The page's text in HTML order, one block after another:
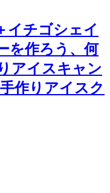
イチゴシェイ
を作ろう、何
アイスキャン
作りアイスク